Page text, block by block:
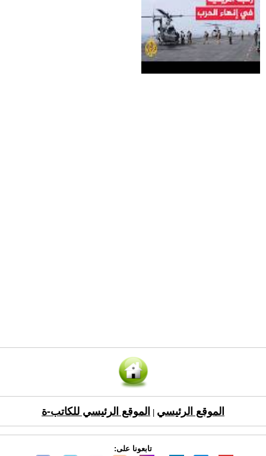
الموقع الرئيسي الموقع الرئيسي للكاتب-ة
تابعونا على: